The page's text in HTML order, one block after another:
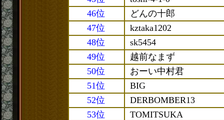
46位
どんの十郎
47位
kztaka1202
48位
sk5454
49位
越前なまず
50位
おーい中村君
51位
BIG
52位
DERBOMBER13
53位
TOMITSUKA